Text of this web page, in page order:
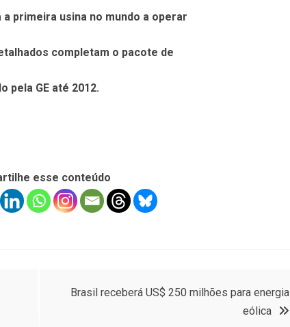
primeira usina no mundo a operar
completam o pacote de
pela GE até 2012.
esse conteúdo
Brasil receberá US$ 250 milhões para energia
eólica